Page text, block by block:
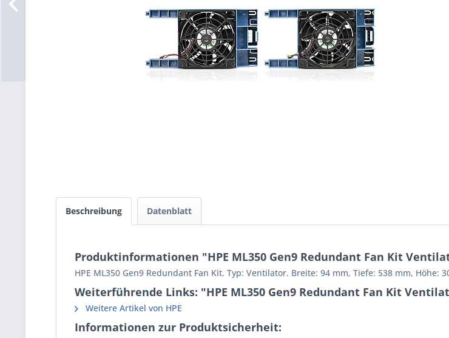
Beschreibung Datenblatt
Produktinformationen "HPE ML350 Gen9 Redundant Fan Kit
HPE ML350 Gen9 Redundant Fan Kit. Typ: Ventilator. Breite: 94 mm, Tiefe: 538 mm, Höhe:
Weiterführende Links: "HPE ML350 Gen9 Redundant Fan Kit
Weitere Artikel von HPE
Informationen zur Produktsicherheit: